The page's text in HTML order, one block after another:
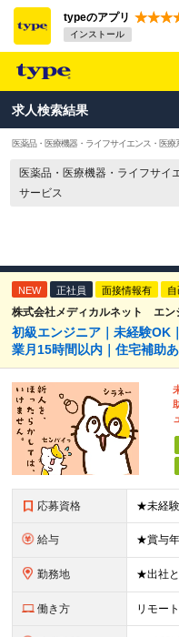
typeのアプリ
インストール
求人検索結果
医薬品・医療機器・ライフサイエンス・医
医薬品・医療機器・ライフサイ
サービス
NEW 正社員 面接情報有
株式会社メディカルネット エン
初級エンジニア｜未経験OK
業月15時間以内｜住宅補助
応募資格
給与
勤務地
働き方 リモー